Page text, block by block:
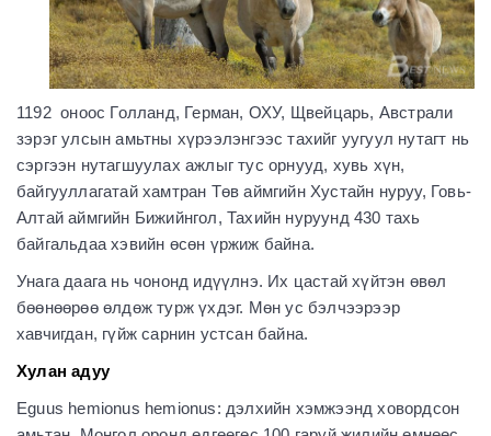
1192 оноос Голланд, Герман, ОХУ, Щвейцарь, Австрали
зэрэг улсын амьтны хүрээлэнгээс тахийг уугуул нутагт нь
сэргээн нутагшуулах ажлыг тус орнууд, хувь хүн,
байгууллагатай хамтран Төв аймгийн Хустайн нуруу, Говь-
Алтай аймгийн Бижийнгол, Тахийн нуруунд 430 тахь
байгальдаа хэвийн өсөн үржиж байна.
Унага даага нь чононд идүүлнэ. Их цастай хүйтэн өвөл
бөөнөөрөө өлдөж турж үхдэг. Мөн ус бэлчээрээр
хавчигдан, гүйж сарнин устсан байна.
Хулан адуу
Eguus hemionus hemionus: дэлхийн хэмжээнд ховордсон